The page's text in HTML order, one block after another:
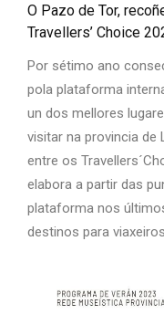
O Pazo de Tor,
Travellers’ Choice
Por sétimo ano
pola plataforma
un dos mellores
visitar na provincia
entre os
elabora a partir das
plataforma nos
destinos para